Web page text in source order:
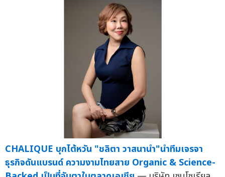
CHALIQUE บุกไต้หวัน "ชลิตา วาสนานำ"นำทีมเจรจา
ธุรกิจดันแบรนด์ ความงามไทยสาย Organic & Science-